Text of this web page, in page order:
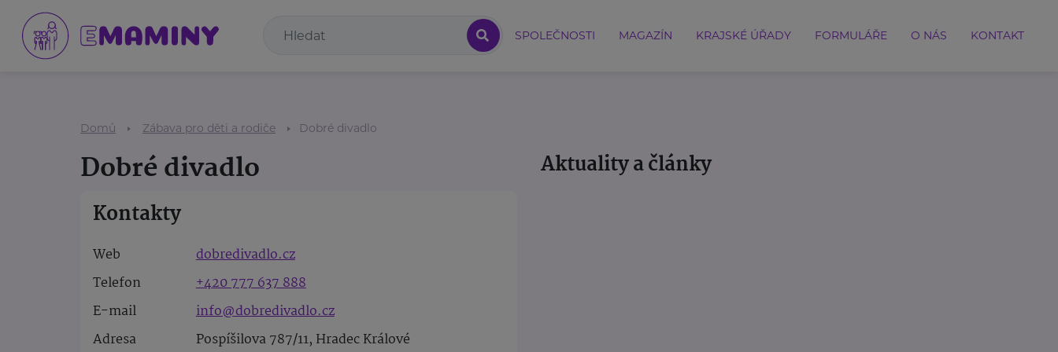
SPOLEČNOSTI MAGAZÍN KRAJSKÉ ÚŘADY FORMULÁŘE O NÁS KONTAKT
Domů Zábava pro děti a rodiče Dobré divadlo
Dobré divadlo
Kontakty
Web
dobredivadlo.cz
Telefon
+420 777 637 888
E-mail
info@dobredivadlo.cz
Adresa
Pospíšilova 787/11, Hradec Králové
Aktuality a články